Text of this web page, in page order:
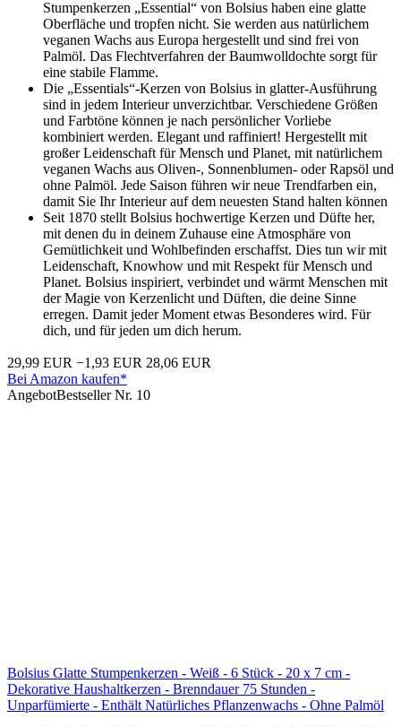
Stumpenkerzen „Essential“ von Bolsius haben eine glatte
Oberfläche und tropfen nicht. Sie werden aus natürlichem
veganen Wachs aus Europa hergestellt und sind frei von
Palmöl. Das Flechtverfahren der Baumwolldochte sorgt für
eine stabile Flamme.
Die „Essentials“-Kerzen von Bolsius in glatter-Ausführung
sind in jedem Interieur unverzichtbar. Verschiedene Größen
und Farbtöne können je nach persönlicher Vorliebe
kombiniert werden. Elegant und raffiniert! Hergestellt mit
großer Leidenschaft für Mensch und Planet, mit natürlichem
veganen Wachs aus Oliven-, Sonnenblumen- oder Rapsöl und
ohne Palmöl. Jede Saison führen wir neue Trendfarben ein,
damit Sie Ihr Interieur auf dem neuesten Stand halten können
Seit 1870 stellt Bolsius hochwertige Kerzen und Düfte her,
mit denen du in deinem Zuhause eine Atmosphäre von
Gemütlichkeit und Wohlbefinden erschaffst. Dies tun wir mit
Leidenschaft, Knowhow und mit Respekt für Mensch und
Planet. Bolsius inspiriert, verbindet und wärmt Menschen mit
der Magie von Kerzenlicht und Düften, die deine Sinne
erregen. Damit jeder Moment etwas Besonderes wird. Für
dich, und für jeden um dich herum.
29,99 EUR −1,93 EUR 28,06 EUR
Bei Amazon kaufen*
AngebotBestseller Nr. 10
Bolsius Glatte Stumpenkerzen - Weiß - 6 Stück - 20 x 7 cm -
Dekorative Haushaltkerzen - Brenndauer 75 Stunden -
Unparfümierte - Enthält Natürliches Pflanzenwachs - Ohne Palmöl